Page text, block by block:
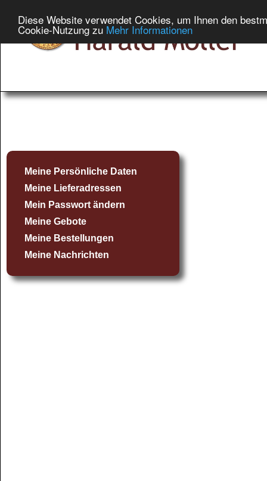
Diese Website verwendet Cookies, um Ihnen den
Cookie-Nutzung zu Mehr Informationen
Meine Persönliche Daten
Meine Lieferadressen
Mein Passwort ändern
Meine Gebote
Meine Bestellungen
Meine Nachrichten